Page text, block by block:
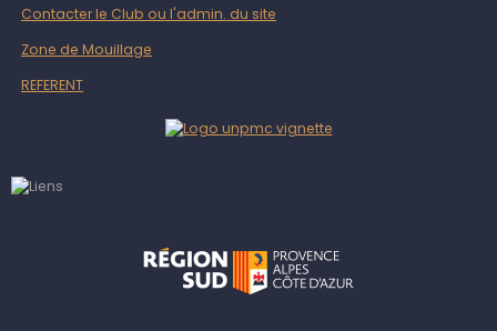
Contacter le Club ou l'admin. du site
Zone de Mouillage
REFERENT